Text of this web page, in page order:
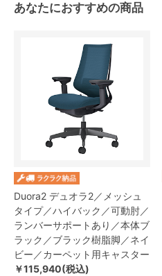
あなたにおすすめの商品
Duora2 デュオラ2／メッシュ
タイプ／ハイバック／可動肘／
ランバーサポートあり／本体ブ
ラック／ブラック樹脂脚／ネイ
ビー／カーペット用キャスター
￥115,940(税込)